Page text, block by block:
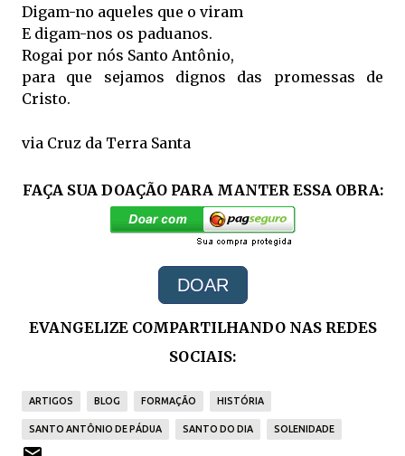
Digam-no aqueles que o viram
E digam-nos os paduanos.
Rogai por nós Santo Antônio,
para que sejamos dignos das promessas de
Cristo.
via Cruz da Terra Santa
FAÇA SUA DOAÇÃO PARA MANTER ESSA OBRA:
DOAR
EVANGELIZE COMPARTILHANDO NAS REDES
SOCIAIS:
ARTIGOS BLOG FORMAÇÃO HISTÓRIA
SANTO ANTÔNIO DE PÁDUA SANTO DO DIA SOLENIDADE